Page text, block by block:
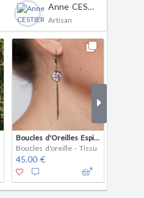
Anne CESTIER
Artisan
Boucles d'Oreilles Espigaou rose
Boucles d'oreille - Tissu
45.00 €